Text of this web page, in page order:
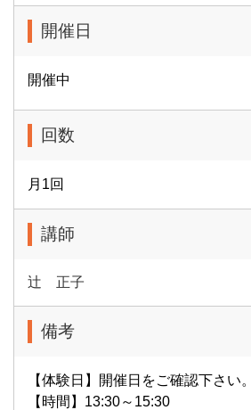
開催日
開催中
回数
月1回
講師
辻 正子
備考
【体験日】開催日をご確認下さい。
【時間】13:30～15:30